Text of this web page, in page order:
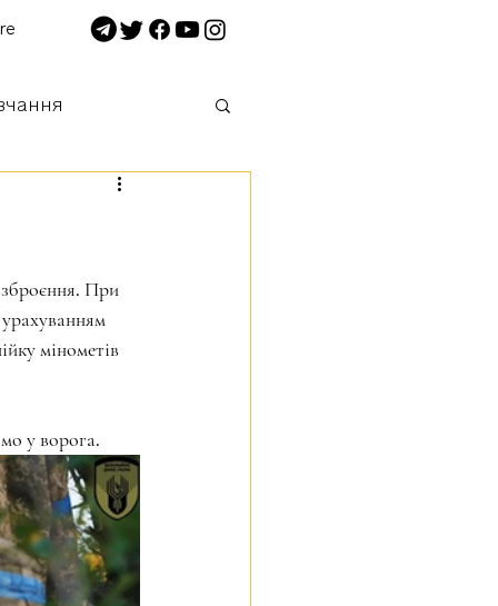
При
мінометів
у ворога.